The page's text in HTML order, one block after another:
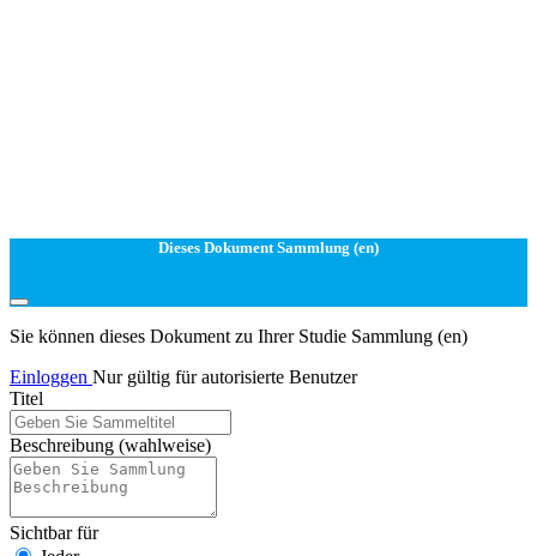
Dieses Dokument Sammlung (en)
Sie können dieses Dokument zu Ihrer Studie Sammlung (en)
Einloggen Nur gültig für autorisierte Benutzer
Titel
Beschreibung (wahlweise)
Sichtbar für